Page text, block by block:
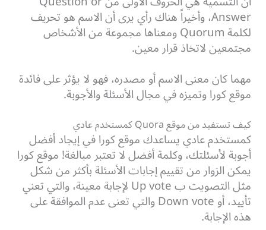
Answer، وأخيراً هناك رأي يرى أن الاسم هو تحريف
لكلمة Quorum ومعناها مجموعة من الأشخاص
مجتمعين لاتخاذ قرار معين.
مهما كان معنى الاسم أو مصدره، فهو لا يؤثر على فائدة
موقع كورا وتميزه في مجال الأسئلة والأجوبة.
كيف تستفيد من موقع Quora كمستخدم عادي
كمستخدم عادي يساعدك موقع كورا في إيجاد أفضل
أجوبة لأسئلتك، وكلمة أفضل لا تعتبر مبالغة! موقع كورا
يمكن الزوار من تقييم إجابات الأسئلة بأكثر من شكل
مثل التصويت ب Up vote لإجابة معينة، والتي تعني
تأييد، أو Down vote والتي تعنى عدم الموافقة على
هذه الإجابة.